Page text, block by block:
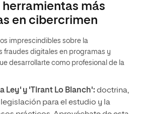
más
en cibercrimen
imprescindibles sobre la
fraudes digitales en programas y
desarrollarte como profesional de la
Ley' y 'Tirant Lo Blanch': doctrina,
para el estudio y la